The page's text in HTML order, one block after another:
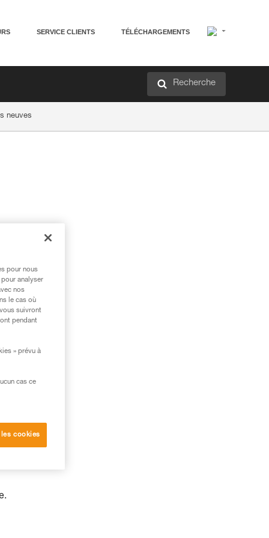
SERVICE CLIENTS TÉLÉCHARGEMENTS
Recherche
neuves
pour nous
analyser
nos
le cas où
suivront
pendant
» prévu à
cas ce
cookies